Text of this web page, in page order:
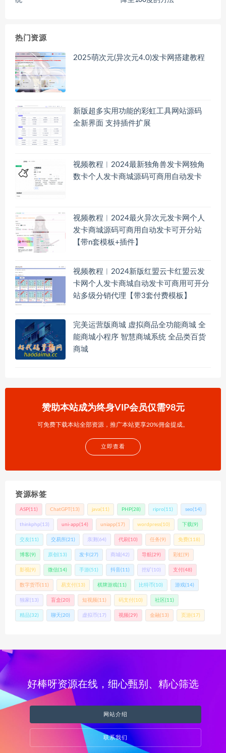
热门资源
2025萌次元(异次元4.0)发卡网搭建教程
新版超多实用功能的彩虹工具网站源码
全新界面 支持插件扩展
视频教程︱2024最新独角兽发卡网独角
数卡个人发卡商城源码可商用自动发卡
视频教程︱2024最火异次元发卡网个人
发卡商城源码可商用自动发卡可开分站
【带n套模板+插件】
视频教程︱2024新版红盟云卡红盟云发
卡网个人发卡商城自动发卡可商用可开分
站多级分销代理【带3套付费模板】
完美运营版商城 虚拟商品全功能商城 全
能商城小程序 智慧商城系统 全品类百货
商城
赞助本站成为终身VIP会员仅需98元
可免费下载本站全部资源，推广本站更享20%佣金提成。
立即查看
资源标签
ASP(11) ChatGPT(13) java(11) PHP(28) ripro(11) seo(14)
thinkphp(13) uni-app(14) uniapp(17) wordpress(10) 下载(9)
交友(11) 交易所(21) 亲测 (64) 代刷 (10) 任务(9) 免费(118)
博客(9) 原创 (13) 发卡(27) 商城(42) 导航(29) 彩虹(9)
影视(9) 微信(14) 手游(51) 抖音(11) 挖矿(10) 支付(48)
数字货币(11) 易支付(13) 棋牌游戏(11) 比特币(10) 游戏(14)
独家(13) 盲盒(20) 短视频(11) 码支付(10) 社区(11)
精品(32) 聊天(20) 虚拟币(17) 视频(29) 金融(13) 页游(17)
好棒呀资源在线，细心甄别、精心筛选
网站介绍
联系我们